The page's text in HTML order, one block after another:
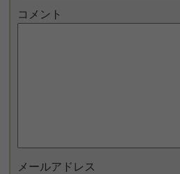
コメント
メールアドレス